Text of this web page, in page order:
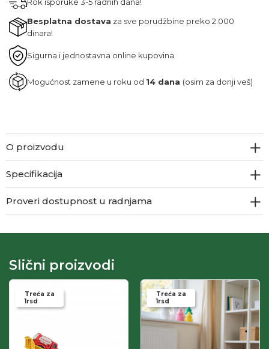
Besplatna dostava za sve porudžbine preko 2.000
dinara!
Sigurna i jednostavna online kupovina
Mogućnost zamene u roku od 14 dana (osim za donji veš)
O proizvodu
Specifikacija
Proveri dostupnost u radnjama
Slični proizvodi
Treća za
1rsd
Treća za
1rsd